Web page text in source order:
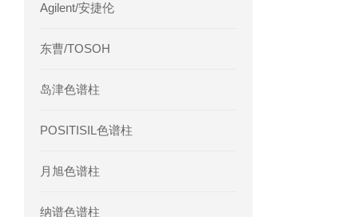
Agilent/安捷伦
东曹/TOSOH
岛津色谱柱
POSITISIL色谱柱
月旭色谱柱
纳谱色谱柱